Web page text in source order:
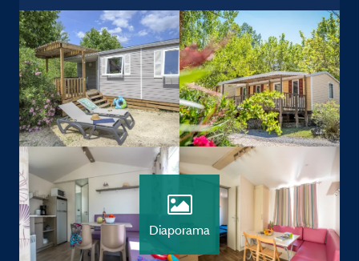
Diaporama